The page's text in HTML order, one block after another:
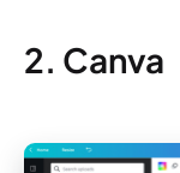
2. Canva